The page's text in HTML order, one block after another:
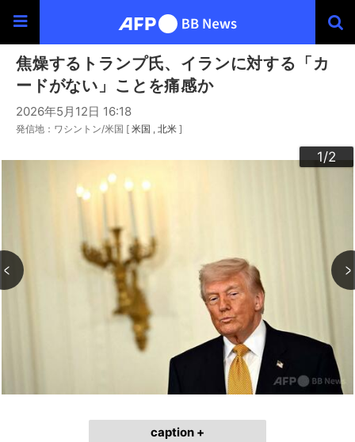
焦燥するトランプ氏、イランに対する「カ
ードがない」ことを痛感か
2026年5月12日 16:18
発信地：ワシントン/米国 [ 米国 北米 ]
1/2
2/2
caption +